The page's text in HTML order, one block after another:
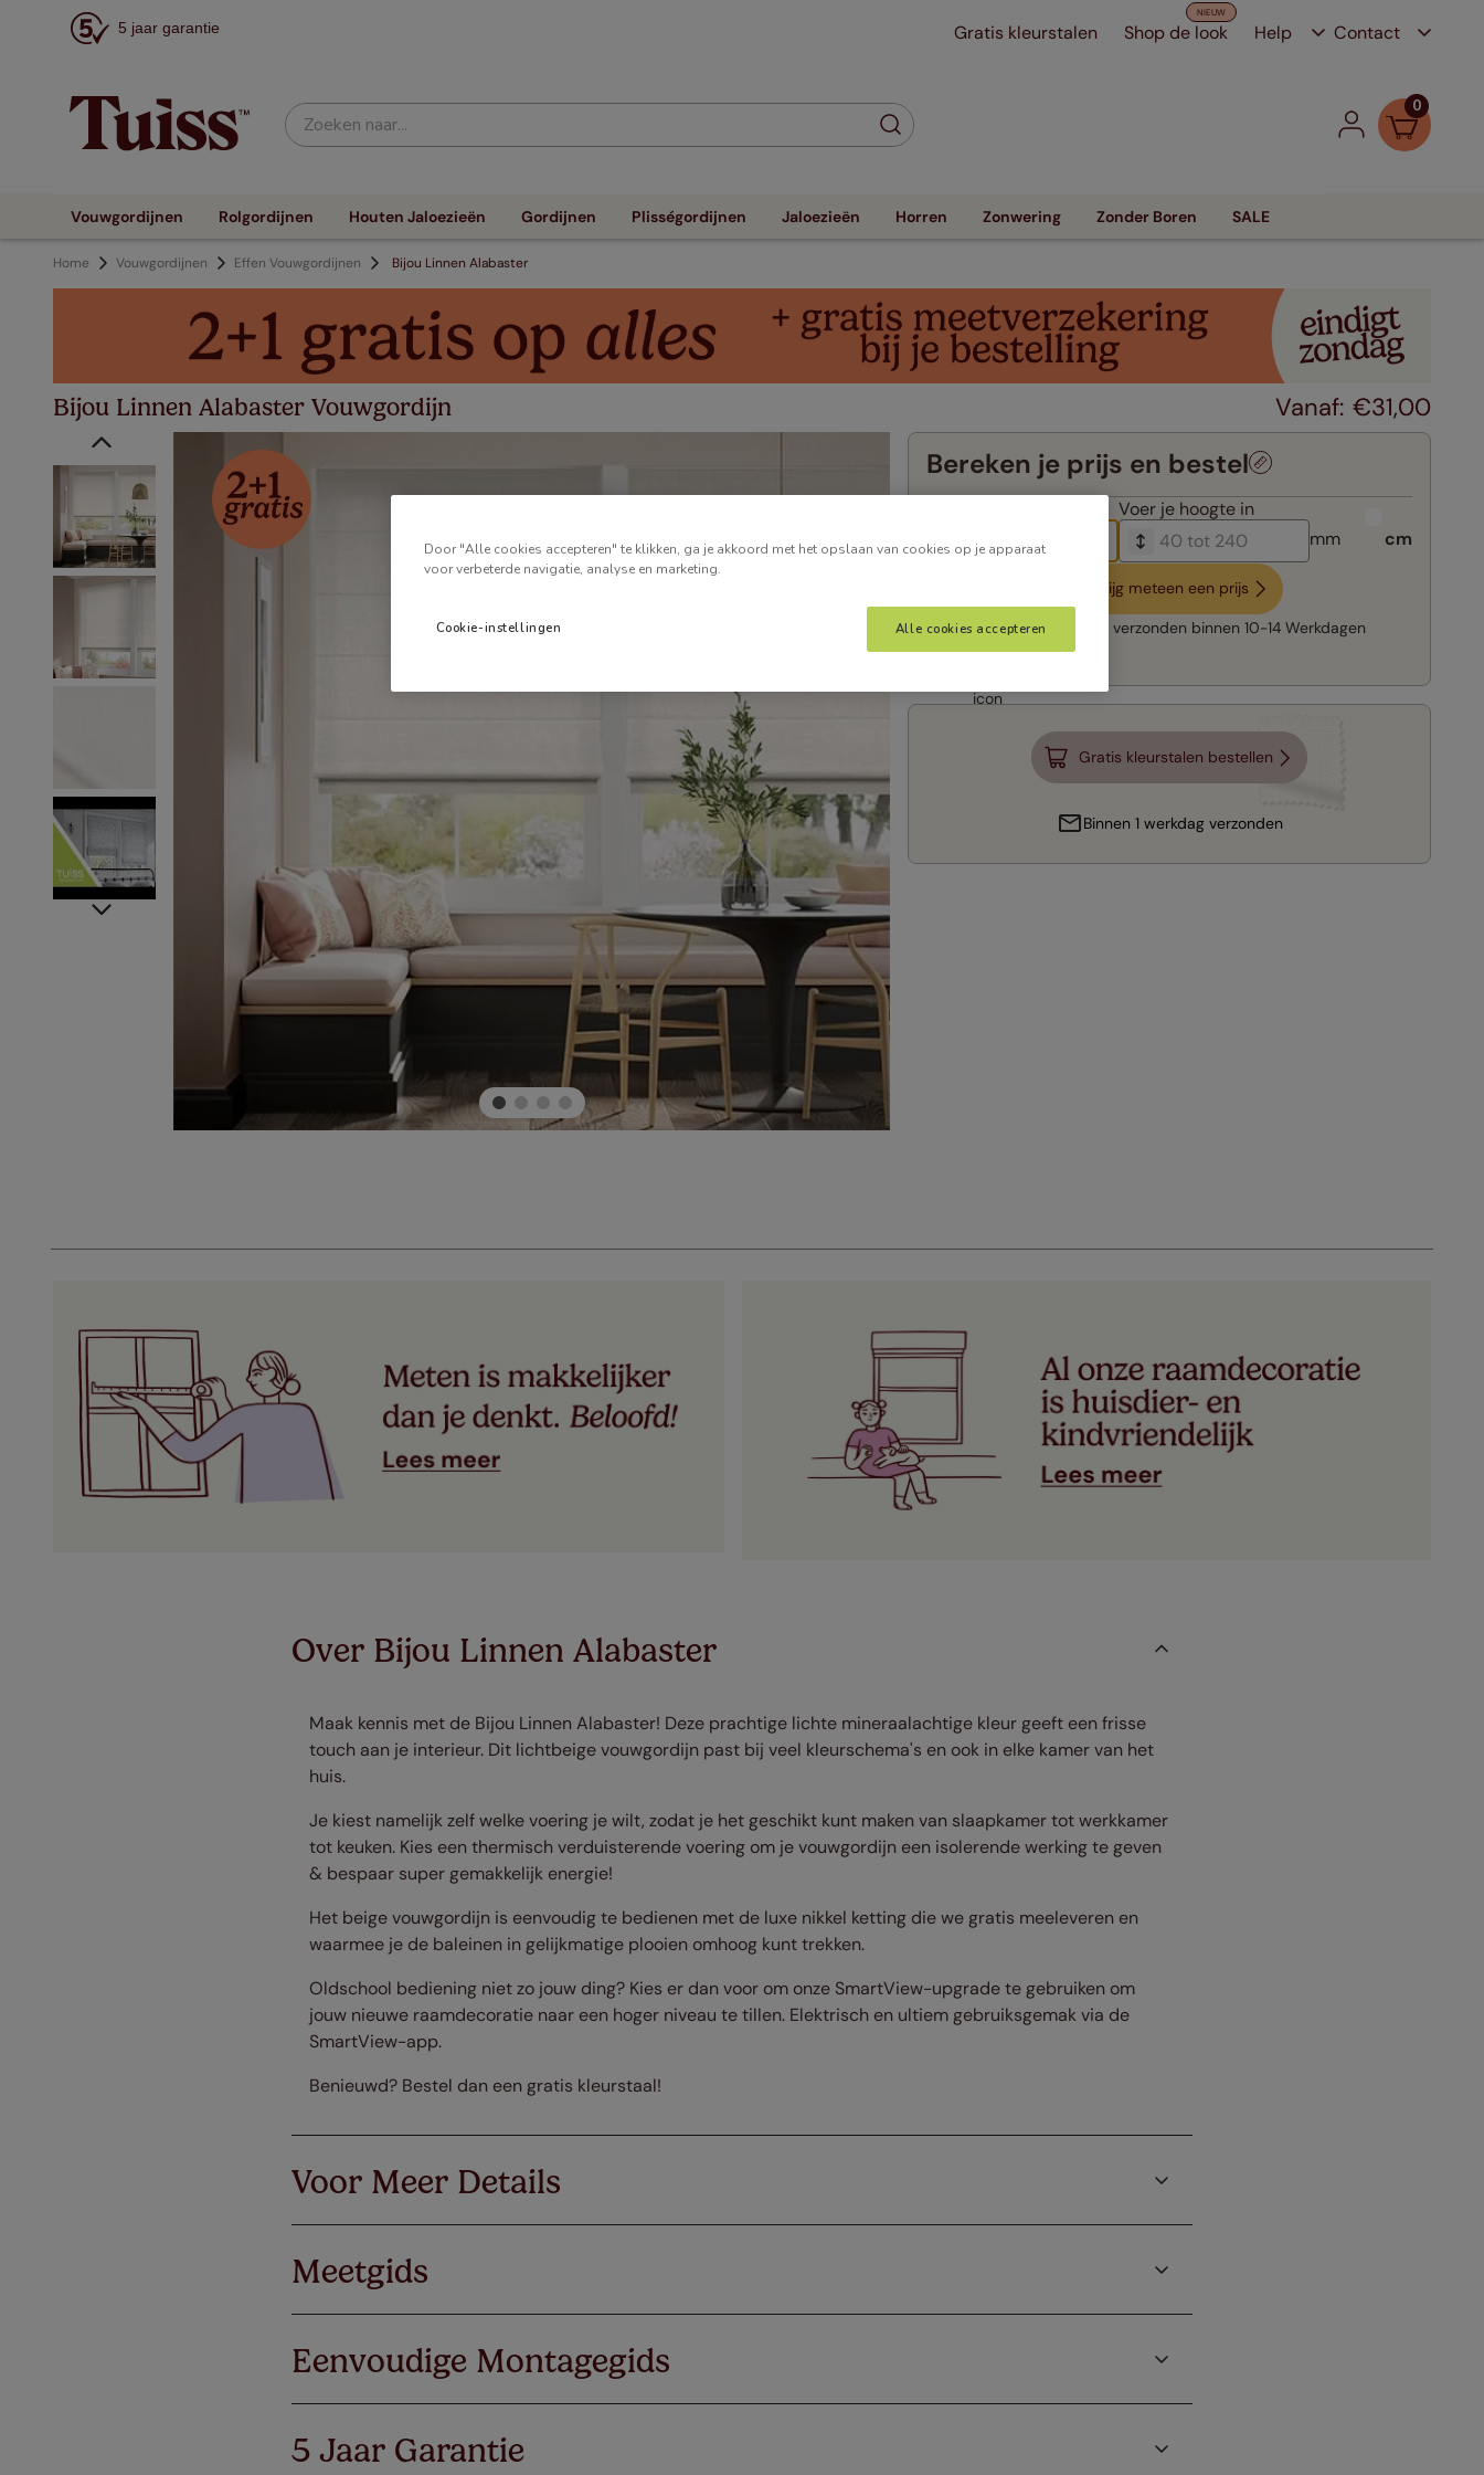
5 jaar garantie Gratis kleurstalen Shop de look Help Contact
Zoeken naar... 0
Vouwgordijnen Rolgordijnen Houten Jaloezieën Gordijnen Plisségordijnen Jaloezieën Horren Zonwering Zonder Boren SALE
Home Vouwgordijnen Effen Vouwgordijnen Bijou Linnen Alabaster
Bijou Linnen Alabaster Vouwgordijn €31,00
Bereken je prijs en bestel
Voer je hoogte in
mm
cm
Krijg meteen een prijs
Snelle levering:
verzonden binnen 10-14 Werkdagen
Gratis kleurstalen bestellen
Binnen 1 werkdag verzonden
Over Bijou Linnen Alabaster
Maak kennis met de Bijou Linnen Alabaster! Deze prachtige lichte mineraalachtige kleur geeft een frisse
touch aan je interieur. Dit lichtbeige vouwgordijn past bij veel kleurschema's en ook in elke kamer van het
huis.
Je kiest namelijk zelf welke voering je wilt, zodat je het geschikt kunt maken van slaapkamer tot werkkamer
tot keuken. Kies een thermisch verduisterende voering om je vouwgordijn een isolerende werking te geven
& bespaar super gemakkelijk energie!
Het beige vouwgordijn is eenvoudig te bedienen met de luxe nikkel ketting die we gratis meeleveren en
waarmee je de baleinen in gelijkmatige plooien omhoog kunt trekken.
Oldschool bediening niet zo jouw ding? Kies er dan voor om onze SmartView-upgrade te gebruiken om
jouw nieuwe raamdecoratie naar een hoger niveau te tillen. Elektrisch en ultiem gebruiksgemak via de
SmartView-app.
Benieuwd? Bestel dan een gratis kleurstaal!
Voor Meer Details
Meetgids
Eenvoudige Montagegids
5 Jaar Garantie
Door "Alle cookies accepteren" te klikken, ga je akkoord met het opslaan van cookies op je apparaat
voor verbeterde navigatie, analyse en marketing.
Cookie-instellingen Alle cookies accepteren